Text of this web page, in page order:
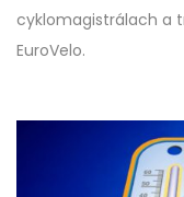
cyklomagistrálach a
EuroVelo.